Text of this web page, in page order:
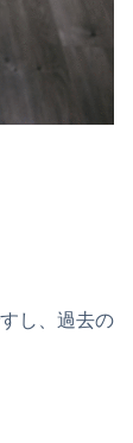
し、過去の